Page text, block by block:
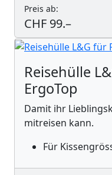
Preis ab:
CHF 99.–
Reisehülle
ErgoTop
Damit ihr
mitreisen kann.
Für